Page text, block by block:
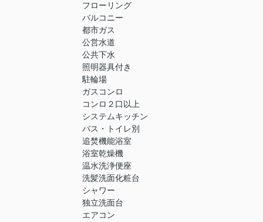
フローリング
バルコニー
都市ガス
公営水道
公共下水
照明器具付き
駐輪場
ガスコンロ
コンロ２口以上
システムキッチン
バス・トイレ別
追焚機能浴室
浴室乾燥機
温水洗浄便座
洗髪洗面化粧台
シャワー
独立洗面台
エアコン